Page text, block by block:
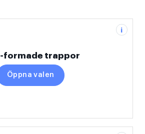
i
I-formade trappor
Öppna valen